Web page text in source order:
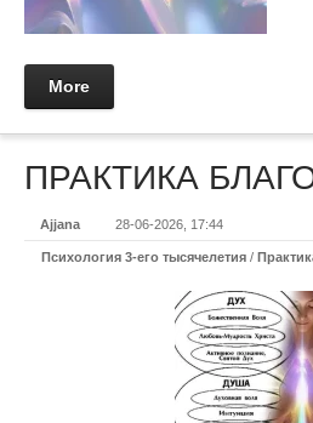
More
ПРАКТИКА
Ajjana 28-06-2026, 17:44
Психология 3-его тысячелетия /